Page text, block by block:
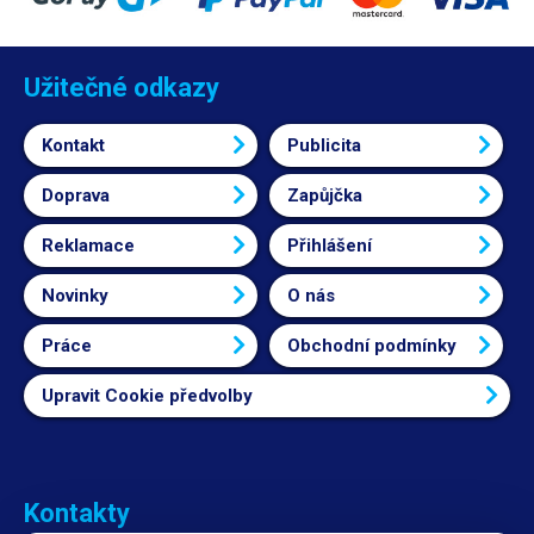
550mm. Kromě LDPE lze využít také Polyolefinové fólie ploché fólie.
robustní a těžké, avšak díky kolečkům s brzdou je možné celý stroj dle
potřeby posouvat. Hlavní parametry Maximální velikost jedné zabalené
skupiny produktů je 400x330x350mm (ŠxHxV) Rychlost pásu je
nastavitelná v rozmezí 0-15m/min Pás je možné zatižit balením o celkové
hmotnosti až 35kg. Teplota tunelu je nastavitelná v rozmezí 0-350°C v
závislosti na typu fólie a velikosti produktu. Videoukázka Ovládací panel
style-type: none; font-size: 1.6rem; line-height: 2; } .product-business ul
li:before { content: ""; width: 6px; height: 6px; border-radius: 2px;
background: #0c1a66; position: relative; display: inline-block; margin-
Užitečné odkazy
Kontakt Publicita
Doprava Zapůjčka
Reklamace Přihlášení
Novinky O nás
Práce Obchodní podmínky
Upravit Cookie předvolby
Kontakty